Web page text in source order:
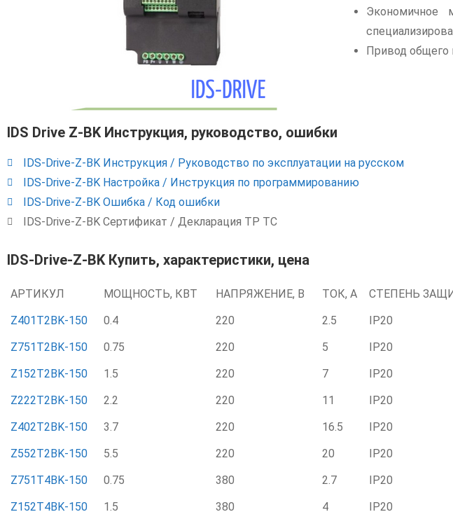
Экономичное
Привод общего
IDS Drive Z-BK Инструкция, руководство, ошибки
IDS-Drive-Z-BK Инструкция / Руководство по эксплуатации на русском
IDS-Drive-Z-BK Настройка / Инструкция по программированию
IDS-Drive-Z-BK Ошибка / Код ошибки
IDS-Drive-Z-BK Сертификат / Декларация ТР ТС
IDS-Drive-Z-BK Купить, характеристики, цена
АРТИКУЛ МОЩНОСТЬ, КВТ НАПРЯЖЕНИЕ, В ТОК, А СТЕПЕНЬ
Z401T2BK-150
0.4 220 2.5 IP20
Z751T2BK-150
0.75 220 5 IP20
Z152T2BK-150
1.5 220 7 IP20
Z222T2BK-150
2.2 220 11 IP20
Z402T2BK-150
3.7 220 16.5 IP20
Z552T2BK-150
5.5 220 20 IP20
Z751T4BK-150
0.75 380 2.7 IP20
Z152T4BK-150
1.5 380 4 IP20